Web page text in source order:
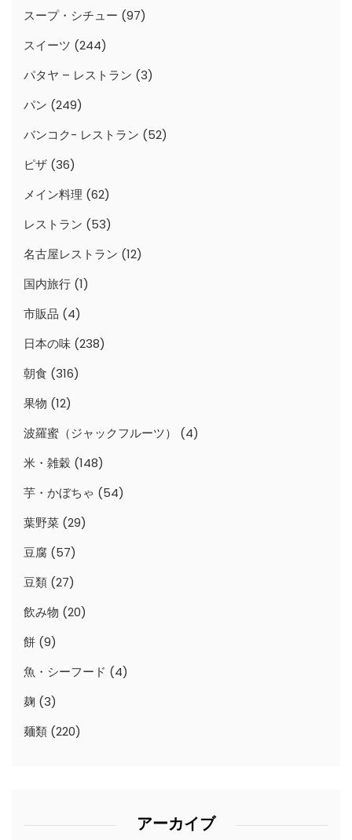
スープ・シチュー (97)
スイーツ (244)
パタヤ – レストラン (3)
パン (249)
バンコク- レストラン (52)
ピザ (36)
メイン料理 (62)
レストラン (53)
名古屋レストラン (12)
国内旅行 (1)
市販品 (4)
日本の味 (238)
朝食 (316)
果物 (12)
波羅蜜（ジャックフルーツ）
(4)
米・雑穀 (148)
芋・かぼちゃ (54)
葉野菜 (29)
豆腐 (57)
豆類 (27)
飲み物 (20)
餅 (9)
魚・シーフード (4)
麹 (3)
麺類 (220)
アーカイブ